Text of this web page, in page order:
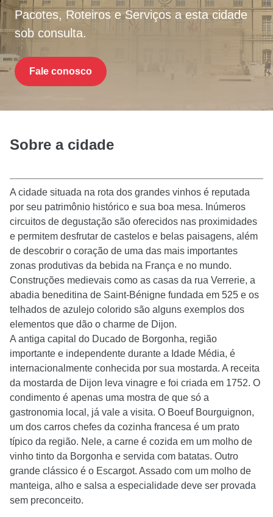
Pacotes, Roteiros e Serviços a esta cidade
sob consulta.
Fale conosco
Sobre a cidade
A cidade situada na rota dos grandes vinhos é reputada
por seu patrimônio histórico e sua boa mesa. Inúmeros
circuitos de degustação são oferecidos nas proximidades
e permitem desfrutar de castelos e belas paisagens, além
de descobrir o coração de uma das mais importantes
zonas produtivas da bebida na França e no mundo.
Construções medievais como as casas da rua Verrerie, a
abadia beneditina de Saint-Bénigne fundada em 525 e os
telhados de azulejo colorido são alguns exemplos dos
elementos que dão o charme de Dijon.
A antiga capital do Ducado de Borgonha, região
importante e independente durante a Idade Média, é
internacionalmente conhecida por sua mostarda. A receita
da mostarda de Dijon leva vinagre e foi criada em 1752. O
condimento é apenas uma mostra de que só a
gastronomia local, já vale a visita. O Boeuf Bourguignon,
um dos carros chefes da cozinha francesa é um prato
típico da região. Nele, a carne é cozida em um molho de
vinho tinto da Borgonha e servida com batatas. Outro
grande clássico é o Escargot. Assado com um molho de
manteiga, alho e salsa a especialidade deve ser provada
sem preconceito.